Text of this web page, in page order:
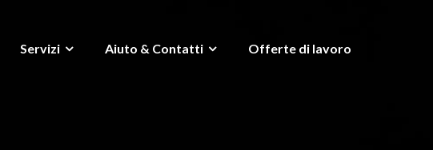
Servizi Aiuto & Contatti Offerte di lavoro